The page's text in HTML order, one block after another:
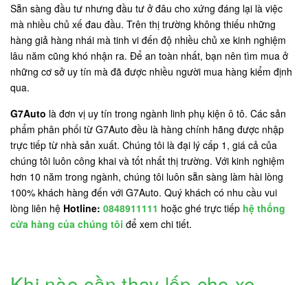
Sẵn sàng đầu tư nhưng đầu tư ở đâu cho xứng đáng lại là việc
mà nhiều chủ xế đau đầu. Trên thị trường không thiếu những
hàng giả hàng nhái mà tinh vi đến độ nhiều chủ xe kinh nghiệm
lâu năm cũng khó nhận ra. Để an toàn nhất, bạn nên tìm mua ở
những cơ sở uy tín mà đã được nhiều người mua hàng kiểm định
qua.
G7Auto là đơn vị uy tín trong ngành linh phụ kiện ô tô. Các sản
phẩm phân phối từ G7Auto đều là hàng chính hãng được nhập
trực tiếp từ nhà sản xuất. Chúng tôi là đại lý cấp 1, giá cả của
chúng tôi luôn công khai và tốt nhất thị trường. Với kinh nghiệm
hơn 10 năm trong ngành, chúng tôi luôn sẵn sàng làm hài lòng
100% khách hàng đến với G7Auto. Quý khách có nhu cầu vui
lòng liên hệ Hotline: 0848911111 hoặc ghé trực tiếp hệ thống
cửa hàng của chúng tôi để xem chi tiết.